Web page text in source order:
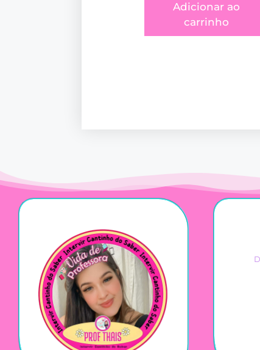
Adicionar ao
carrinho